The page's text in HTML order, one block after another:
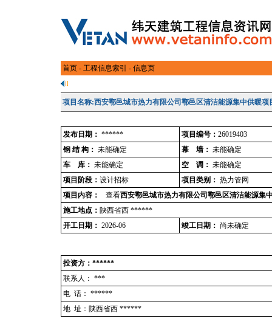
首页 - 工程信息索引 - 信息页
项目名称:西安鄠邑城市热力有限公司鄠邑区清洁能源集中供暖项
发布日期： ****** 项目编号： 26019403
钢 结 构： 未能确定 幕 墙： 未能确定
车 库： 未能确定 空 调： 未能确定
项目阶段： 设计招标 项目类别： 热力管网
项目内容：
查看西安鄠邑城市热力有限公司鄠邑区清洁能源集
施工地点： 陕西省西 ******
开工日期： 2026-06 竣工日期： 尚未确定
投资方：******
联系人： ***
电 话： ******
地 址：陕西省西 ******